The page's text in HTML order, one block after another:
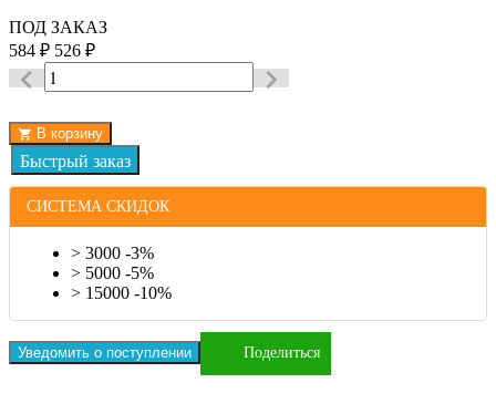
ПОД ЗАКАЗ
584 ₽ 526 ₽
В корзину
СИСТЕМА СКИДОК
> 3000 -3%
> 5000 -5%
> 15000 -10%
Уведомить о поступлении Поделиться